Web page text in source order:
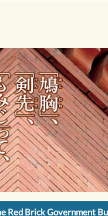
Red Brick Government